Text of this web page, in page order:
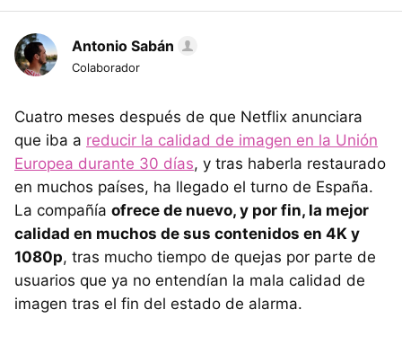
Antonio Sabán
Colaborador
Cuatro meses después de que Netflix anunciara
que iba a reducir la calidad de imagen en la Unión
Europea durante 30 días, y tras haberla restaurado
en muchos países, ha llegado el turno de España.
La compañía ofrece de nuevo, y por fin, la mejor
calidad en muchos de sus contenidos en 4K y
1080p, tras mucho tiempo de quejas por parte de
usuarios que ya no entendían la mala calidad de
imagen tras el fin del estado de alarma.